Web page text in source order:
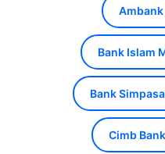
Bank Islam
Bank
Cimb